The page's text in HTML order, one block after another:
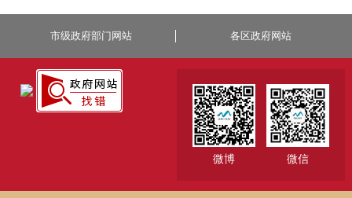
市级政府部门网站 各区政府网站
微博 微信